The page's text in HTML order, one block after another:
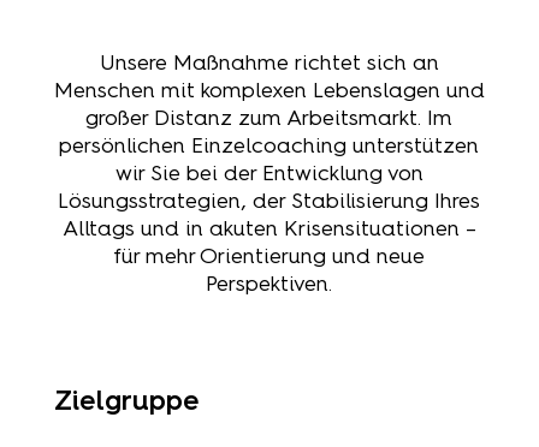
Unsere Maßnahme richtet sich an
Menschen mit komplexen Lebenslagen und
großer Distanz zum Arbeitsmarkt. Im
persönlichen Einzelcoaching unterstützen
wir Sie bei der Entwicklung von
Lösungsstrategien, der Stabilisierung Ihres
Alltags und in akuten Krisensituationen –
für mehr Orientierung und neue
Perspektiven.
Zielgruppe